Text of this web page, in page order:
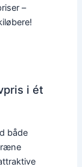
–
i ét
både